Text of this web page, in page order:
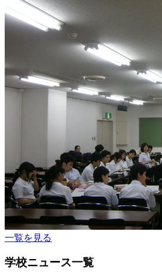
一覧を見る
学校ニュース一覧